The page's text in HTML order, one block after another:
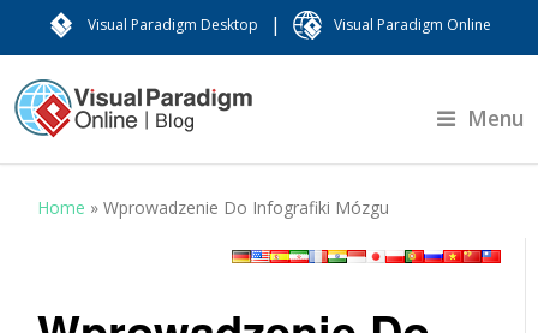
Visual Paradigm Desktop | Visual Paradigm Online
Menu
Home »Wprowadzenie Do Infografiki Mózgu